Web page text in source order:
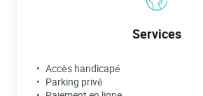
Services
Accès handicapé
Parking privé